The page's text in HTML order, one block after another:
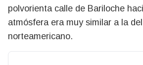
polvorienta calle de Bariloche
atmósfera era muy similar a la
norteamericano.